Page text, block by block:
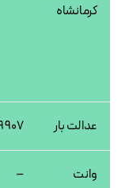
کرمانشاه
عدالت بار
وانت
–